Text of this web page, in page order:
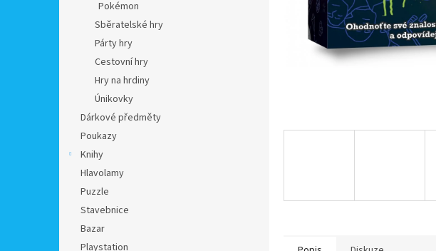
Pokémon
Sběratelské hry
Párty hry
Cestovní hry
Hry na hrdiny
Únikovky
Dárkové předměty
Poukazy
Knihy
Hlavolamy
Puzzle
Stavebnice
Bazar
Playstation